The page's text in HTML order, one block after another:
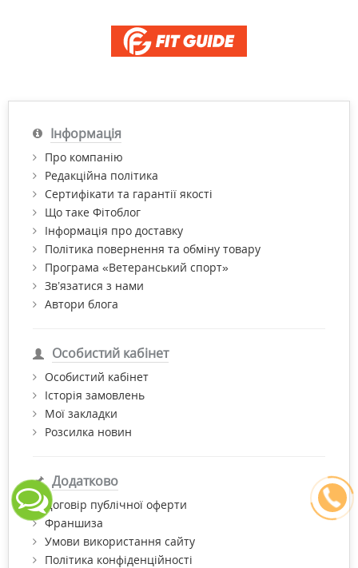
Інформація
Про компанію
Редакційна політика
Сертифікати та гарантії якості
Що таке Фітоблог
Інформація про доставку
Політика повернення та обміну товару
Програма «Ветеранський спорт»
Зв’язатися з нами
Автори блога
Особистий кабінет
Особистий кабінет
Історія замовлень
Мої закладки
Розсилка новин
Додатково
Договір публічної оферти
Франшиза
Умови використання сайту
Політика конфіденційності